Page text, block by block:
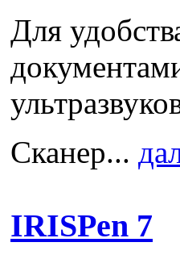
Для
Сканер...
IRISPen 7